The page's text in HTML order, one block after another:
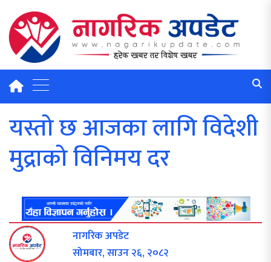
यस्तो छ आजका लागि विदेशी
मुद्राको विनिमय दर
नागरिक अपडेट
सोमबार, साउन २६, २०८२